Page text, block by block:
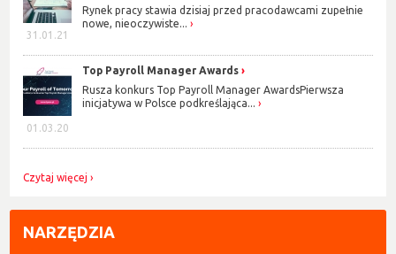
31.01.21
Rynek pracy stawia dzisiaj przed pracodawcami zupełnie
nowe, nieoczywiste...
01.03.20
Top Payroll Manager Awards
Rusza konkurs Top Payroll Manager AwardsPierwsza
inicjatywa w Polsce podkreślająca...
Czytaj więcej
NARZĘDZIA